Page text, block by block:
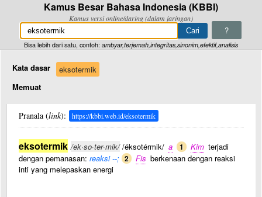
Kamus Besar Bahasa Indonesia (KBBI)
Kamus versi online/daring (dalam jaringan)
?
Bisa lebih dari satu, contoh: ambyar,terjemah,integritas,sinonim,efektif,analisis
Kata dasar
eksotermik
Memuat
Pranala (link): https://kbbi.web.id/eksotermik
eksotermik /ek·so·ter·mik//éksotérmik/ a 1 Kim terjadi
dengan pemanasan: reaksi --; 2 Fis berkenaan dengan reaksi
inti yang melepaskan energi